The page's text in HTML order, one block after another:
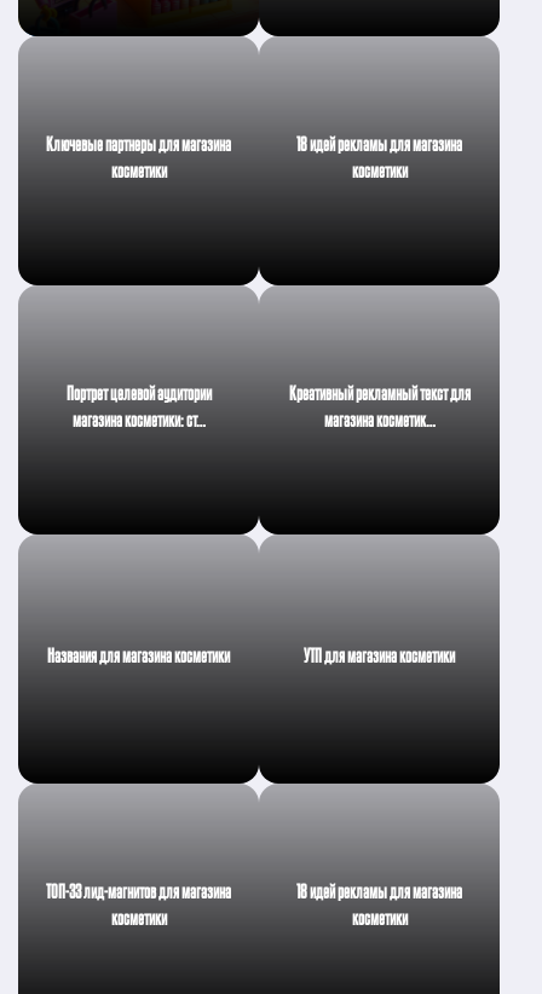
Ключевые партнеры для магазина
косметики
18 идей рекламы для магазина
косметики
Портрет целевой аудитории
магазина косметики: ст…
Креативный рекламный текст для
магазина косметик…
Названия для магазина косметики УТП для магазина косметики
ТОП-33 лид-магнитов для магазина
косметики
18 идей рекламы для магазина
косметики